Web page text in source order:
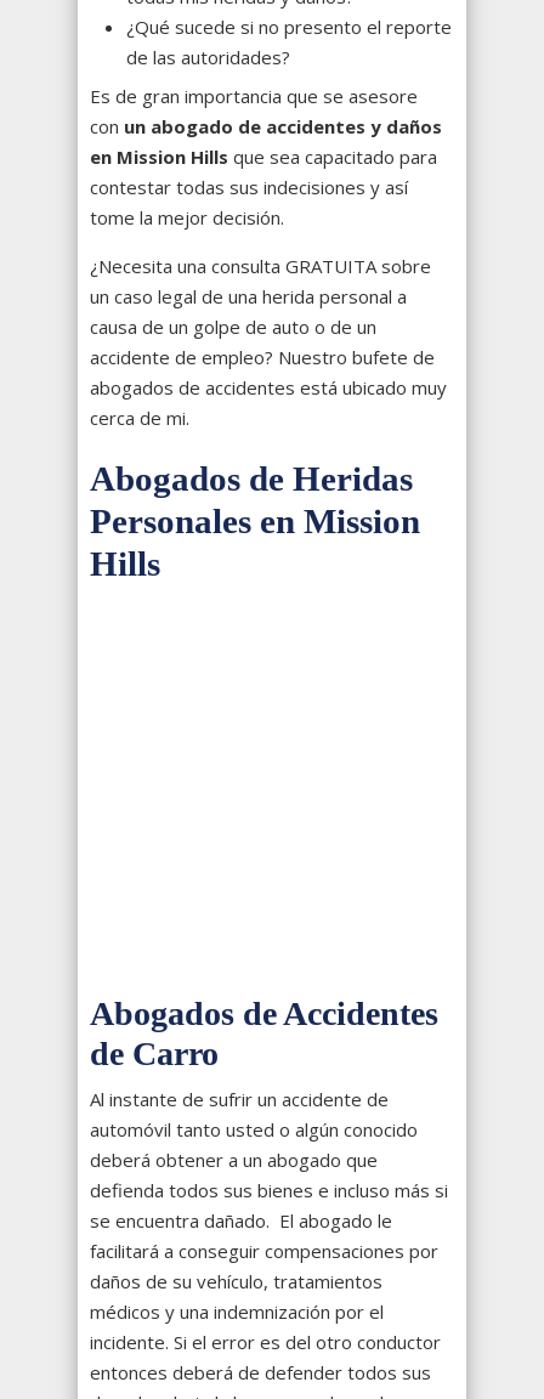
¿Qué sucede si no presento el reporte
de las autoridades?
Es de gran importancia que se asesore
con un abogado de accidentes y daños
en Mission Hills que sea capacitado para
contestar todas sus indecisiones y así
tome la mejor decisión.
¿Necesita una consulta GRATUITA sobre
un caso legal de una herida personal a
causa de un golpe de auto o de un
accidente de empleo? Nuestro bufete de
abogados de accidentes está ubicado muy
cerca de mi.
Abogados de Heridas
Personales en Mission
Hills
Abogados de Accidentes
de Carro
Al instante de sufrir un accidente de
automóvil tanto usted o algún conocido
deberá obtener a un abogado que
defienda todos sus bienes e incluso más si
se encuentra dañado. El abogado le
facilitará a conseguir compensaciones por
daños de su vehículo, tratamientos
médicos y una indemnización por el
incidente. Si el error es del otro conductor
entonces deberá de defender todos sus